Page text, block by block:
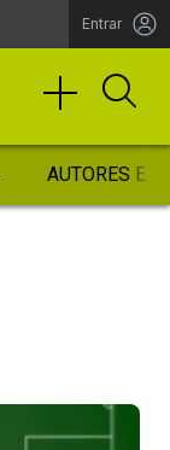
Entrar
AUTORES